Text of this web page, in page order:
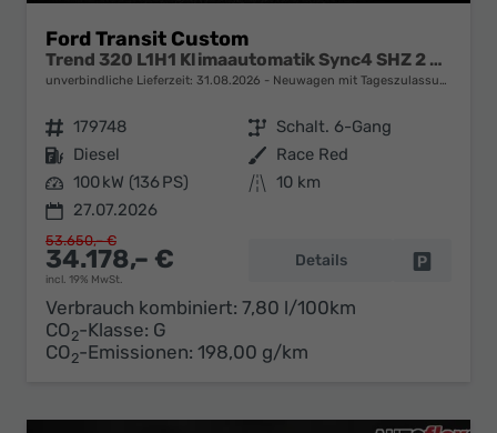
Ford Transit Custom
Trend 320 L1H1 Klimaautomatik Sync4 SHZ 2 x Einparkhilfe Kamera 5JG
unverbindliche Lieferzeit: 31.08.2026 Neuwagen mit Tageszulassung
Fahrzeugnr. 179748 Getriebe Schalt. 6-Gang
Kraftstoff Diesel Außenfarbe Race Red
Leistung 100 kW (136 PS) Kilometerstand 10 km
27.07.2026
34.178,– €
incl. 19% MwSt.
53.650,– €
Details
Verbrauch kombiniert: 7,80 l/100km
CO2-Klasse: G
CO2-Emissionen: 198,00 g/km